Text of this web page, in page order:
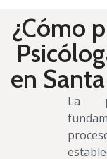
¿Cómo
en
La